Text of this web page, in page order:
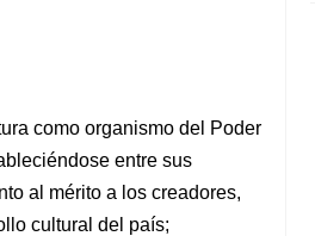
como organismo del Poder
entre sus
al mérito a los creadores,
cultural del país;